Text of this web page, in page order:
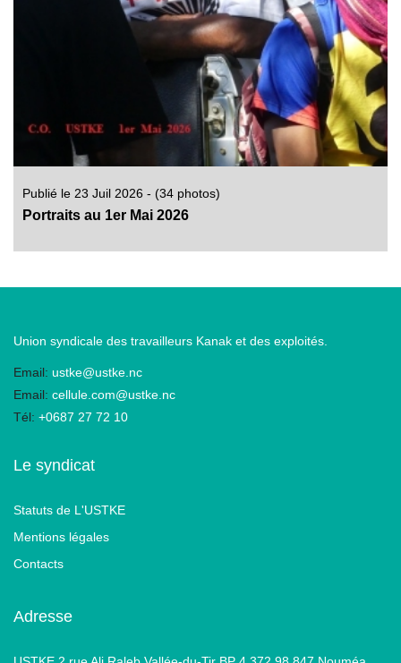
Publié le 23 Juil 2026 - (34 photos)
Portraits au 1er Mai 2026
Union syndicale des travailleurs Kanak et des exploités.
Email: ustke@ustke.nc
Email: cellule.com@ustke.nc
Tél: +0687 27 72 10
Le syndicat
Statuts de L'USTKE
Mentions légales
Contacts
Adresse